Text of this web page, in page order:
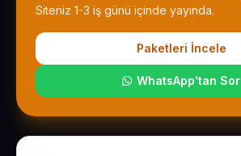
Siteniz 1-3 iş günü içinde yayında.
Paketleri İncele
WhatsApp'tan Sor